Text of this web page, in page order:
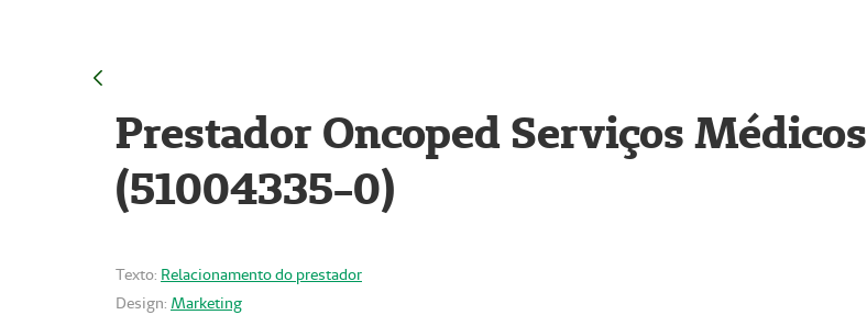
Prestador Oncoped Serviços Médicos
(51004335-0)
Texto: Relacionamento do prestador
Design: Marketing